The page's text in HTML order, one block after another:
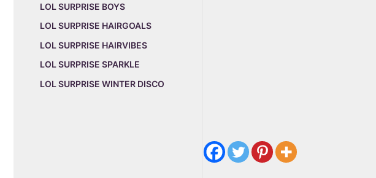
LOL SURPRISE BOYS
LOL SURPRISE HAIRGOALS
LOL SURPRISE HAIRVIBES
LOL SURPRISE SPARKLE
LOL SURPRISE WINTER DISCO